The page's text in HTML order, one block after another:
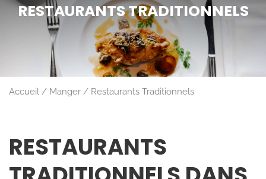
RESTAURANTS TRADITIONNELS
Accueil Manger Restaurants Traditionnels
RESTAURANTS